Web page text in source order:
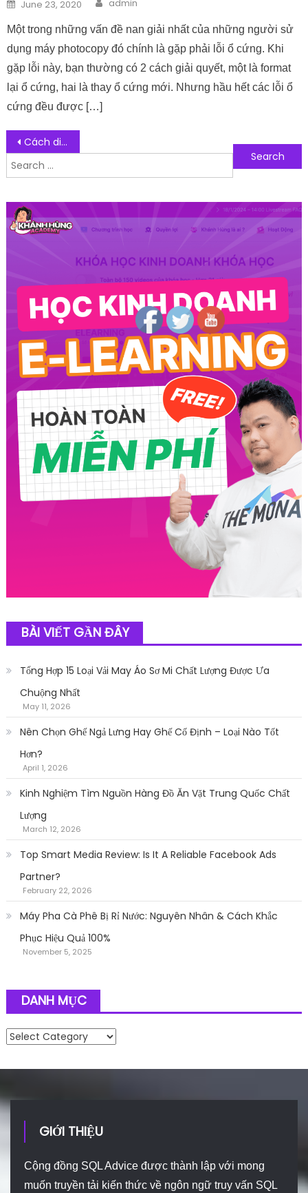
June 23, 2020 admin
Một trong những vấn đề nan giải nhất của những người sử
dụng máy photocopy đó chính là gặp phải lỗi ổ cứng. Khi
gặp lỗi này, bạn thường có 2 cách giải quyết, một là format
lại ổ cứng, hai là thay ổ cứng mới. Nhưng hầu hết các lỗi ổ
cứng đều được […]
Post navigation
Cách diệt bọ xít cho cây trồng không sử dụng thuốc trừ sâu
Search for:
BÀI VIẾT GẦN ĐÂY
Tổng Hợp 15 Loại Vải May Áo Sơ Mi Chất Lượng Được Ưa
Chuộng Nhất
May 11, 2026
Nên Chọn Ghế Ngả Lưng Hay Ghế Cố Định – Loại Nào Tốt
Hơn?
April 1, 2026
Kinh Nghiệm Tìm Nguồn Hàng Đồ Ăn Vặt Trung Quốc Chất
Lượng
March 12, 2026
Top Smart Media Review: Is It A Reliable Facebook Ads
Partner?
February 22, 2026
Máy Pha Cà Phê Bị Rỉ Nước: Nguyên Nhân & Cách Khắc
Phục Hiệu Quả 100%
November 5, 2025
DANH MỤC
Danh mục
GIỚI THIỆU
Cộng đồng SQL Advice được thành lập với mong
muốn truyền tải kiến thức về ngôn ngữ truy vấn SQL
Follow